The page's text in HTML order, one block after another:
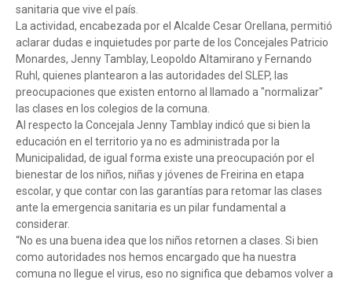
sanitaria que vive el país.
La actividad, encabezada por el Alcalde Cesar Orellana, permitió
aclarar dudas e inquietudes por parte de los Concejales Patricio
Monardes, Jenny Tamblay, Leopoldo Altamirano y Fernando
Ruhl, quienes plantearon a las autoridades del SLEP, las
preocupaciones que existen entorno al llamado a "normalizar"
las clases en los colegios de la comuna.
Al respecto la Concejala Jenny Tamblay indicó que si bien la
educación en el territorio ya no es administrada por la
Municipalidad, de igual forma existe una preocupación por el
bienestar de los niños, niñas y jóvenes de Freirina en etapa
escolar, y que contar con las garantías para retomar las clases
ante la emergencia sanitaria es un pilar fundamental a
considerar.
“No es una buena idea que los niños retornen a clases. Si bien
como autoridades nos hemos encargado que ha nuestra
comuna no llegue el virus, eso no significa que debamos volver a